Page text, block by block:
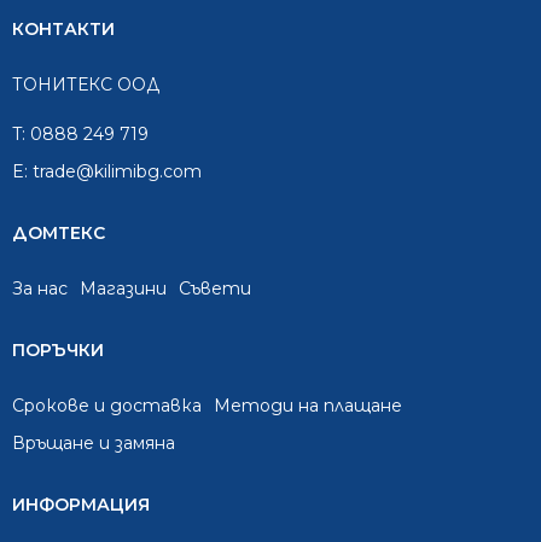
КОНТАКТИ
ТОНИТЕКС ООД
T: 0888 249 719
E: trade@kilimibg.com
ДОМТЕКС
За нас Mагазини Съвети
ПОРЪЧКИ
Срокове и доставка
Методи на плащане
Връщане и замяна
ИНФОРМАЦИЯ